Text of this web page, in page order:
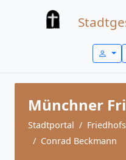
Münchner
Stadtportal
Conrad Beckmann